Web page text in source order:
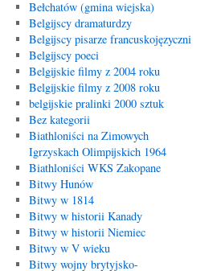
Bełchatów (gmina wiejska)
Belgijscy dramaturdzy
Belgijscy pisarze francuskojęzyczni
Belgijscy poeci
Belgijskie filmy z 2004 roku
Belgijskie filmy z 2008 roku
belgijskie pralinki 2000 sztuk
Bez kategorii
Biathloniści na Zimowych
Igrzyskach Olimpijskich 1964
Biathloniści WKS Zakopane
Bitwy Hunów
Bitwy w 1814
Bitwy w historii Kanady
Bitwy w historii Niemiec
Bitwy w V wieku
Bitwy wojny brytyjsko-